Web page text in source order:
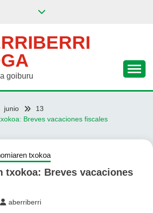
goiburu
junio
13
Breves vacaciones fiscales
txokoa
txokoa: Breves vacaciones
aberriberri